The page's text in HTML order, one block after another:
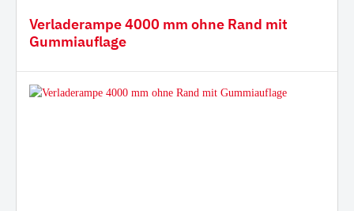
Verladerampe 4000 mm ohne Rand mit
Gummiauflage